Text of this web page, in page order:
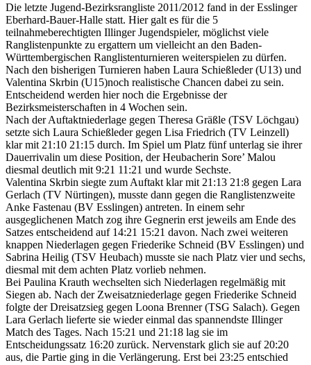
Die letzte Jugend-Bezirksrangliste 2011/2012 fand in der Esslinger
Eberhard-Bauer-Halle statt. Hier galt es für die 5
teilnahmeberechtigten Illinger Jugendspieler, möglichst viele
Ranglistenpunkte zu ergattern um vielleicht an den Baden-
Württembergischen Ranglistenturnieren weiterspielen zu dürfen.
Nach den bisherigen Turnieren haben Laura Schießleder (U13) und
Valentina Skrbin (U15)noch realistische Chancen dabei zu sein.
Entscheidend werden hier noch die Ergebnisse der
Bezirksmeisterschaften in 4 Wochen sein.
Nach der Auftaktniederlage gegen Theresa Gräßle (TSV Löchgau)
setzte sich Laura Schießleder gegen Lisa Friedrich (TV Leinzell)
klar mit 21:10 21:15 durch. Im Spiel um Platz fünf unterlag sie ihrer
Dauerrivalin um diese Position, der Heubacherin Sore’ Malou
diesmal deutlich mit 9:21 11:21 und wurde Sechste.
Valentina Skrbin siegte zum Auftakt klar mit 21:13 21:8 gegen Lara
Gerlach (TV Nürtingen), musste dann gegen die Ranglistenzweite
Anke Fastenau (BV Esslingen) antreten. In einem sehr
ausgeglichenen Match zog ihre Gegnerin erst jeweils am Ende des
Satzes entscheidend auf 14:21 15:21 davon. Nach zwei weiteren
knappen Niederlagen gegen Friederike Schneid (BV Esslingen) und
Sabrina Heilig (TSV Heubach) musste sie nach Platz vier und sechs,
diesmal mit dem achten Platz vorlieb nehmen.
Bei Paulina Krauth wechselten sich Niederlagen regelmäßig mit
Siegen ab. Nach der Zweisatzniederlage gegen Friederike Schneid
folgte der Dreisatzsieg gegen Loona Brenner (TSG Salach). Gegen
Lara Gerlach lieferte sie wieder einmal das spannendste Illinger
Match des Tages. Nach 15:21 und 21:18 lag sie im
Entscheidungssatz 16:20 zurück. Nervenstark glich sie auf 20:20
aus, die Partie ging in die Verlängerung. Erst bei 23:25 entschied